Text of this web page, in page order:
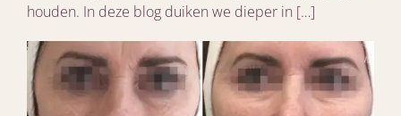
houden. In deze blog duiken we dieper in […]